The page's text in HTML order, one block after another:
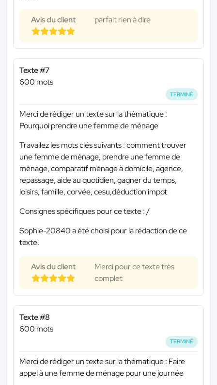
Avis du client parfait rien à dire
Texte #7
600 mots
TERMINÉ
Merci de rédiger un texte sur la thématique :
Pourquoi prendre une femme de ménage
Travailez les mots clés suivants : comment trouver
une femme de ménage, prendre une femme de
ménage, comparatif ménage à domicile, agence,
repassage, aide au quotidien, gagner du temps,
loisirs, famille, corvée, cesu,déduction impot
Consignes spécifiques pour ce texte : /
Sophie-20840 a été choisi pour la rédaction de ce
texte.
Avis du client
Merci pour ce texte très
complet
Texte #8
600 mots
TERMINÉ
Merci de rédiger un texte sur la thématique : Faire
appel à une femme de ménage pour une journée